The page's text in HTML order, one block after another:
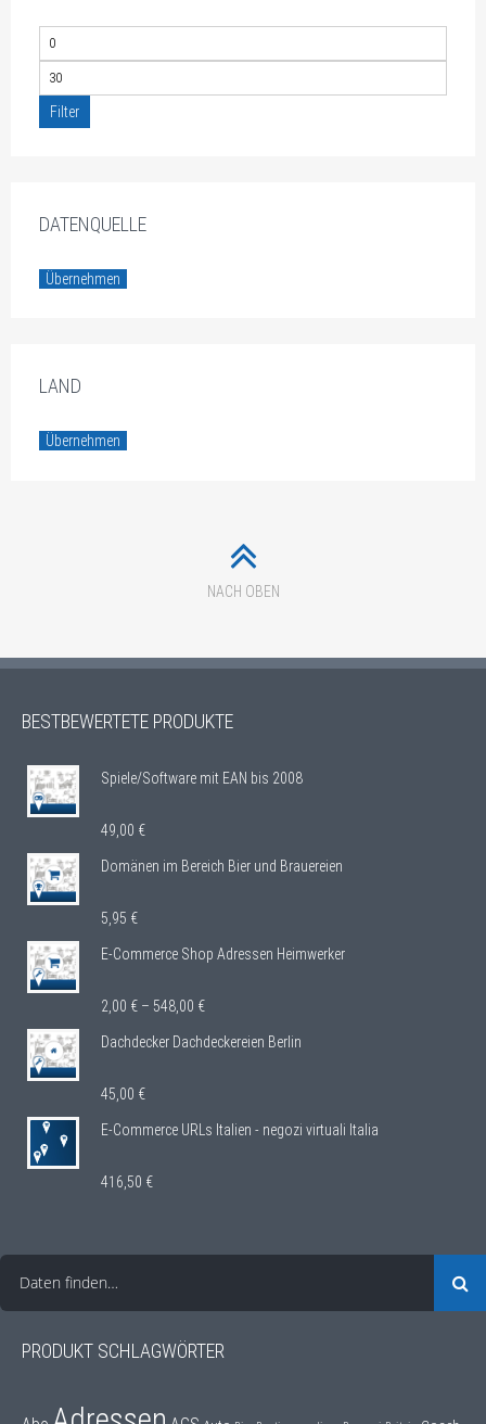
Filter
DATENQUELLE
Übernehmen
LAND
Übernehmen
NACH OBEN
BESTBEWERTETE PRODUKTE
Spiele/Software mit EAN bis 2008
49,00 €
Domänen im Bereich Bier und Brauereien
5,95 €
E-Commerce Shop Adressen Heimwerker
2,00 € – 548,00 €
Dachdecker Dachdeckereien Berlin
45,00 €
E-Commerce URLs Italien - negozi virtuali Italia
416,50 €
Daten finden…
PRODUKT SCHLAGWÖRTER